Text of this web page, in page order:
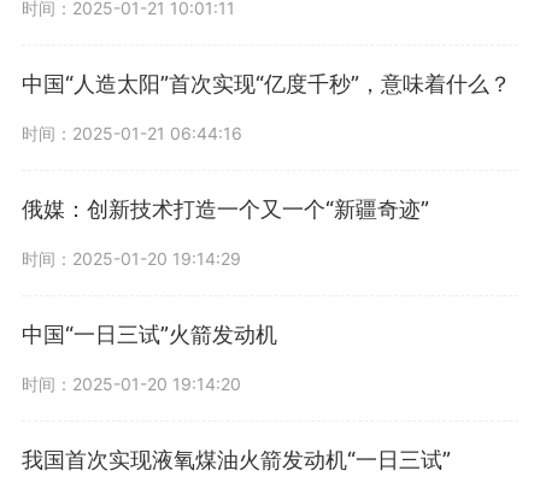
时间：2025-01-21 10:01:11
中国“人造太阳”首次实现“亿度千秒”，意味着什么？
时间：2025-01-21 06:44:16
俄媒：创新技术打造一个又一个“新疆奇迹”
时间：2025-01-20 19:14:29
中国“一日三试”火箭发动机
时间：2025-01-20 19:14:20
我国首次实现液氧煤油火箭发动机“一日三试”